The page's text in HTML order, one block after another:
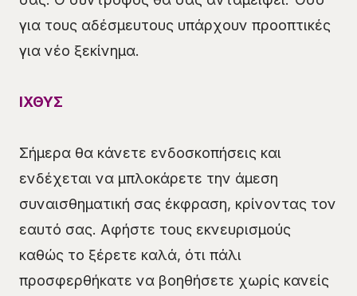
για τους αδέσμευτους υπάρχουν προοπτικές
για νέο ξεκίνημα.
ΙΧΘΥΣ
Σήμερα θα κάνετε ενδοσκοπήσεις και
ενδέχεται να μπλοκάρετε την άμεση
συναισθηματική σας έκφραση, κρίνοντας τον
εαυτό σας. Αφήστε τους εκνευρισμούς
καθώς το ξέρετε καλά, ότι πάλι
προσφερθήκατε να βοηθήσετε χωρίς κανείς